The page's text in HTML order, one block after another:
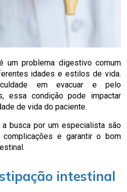
um problema digestivo comum
idades e estilos de vida.
em evacuar e pelo
essa condição pode impactar
de vida do paciente.
a busca por um especialista são
complicações e garantir o bom
intestinal